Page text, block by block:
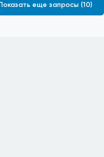
еще запросы (10)